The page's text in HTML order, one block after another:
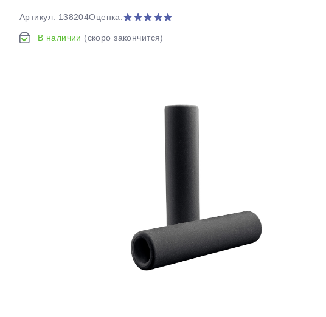
Артикул: 138204Оценка:
В наличии (скоро закончится)
График